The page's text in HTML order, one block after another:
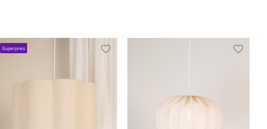
Superpreis